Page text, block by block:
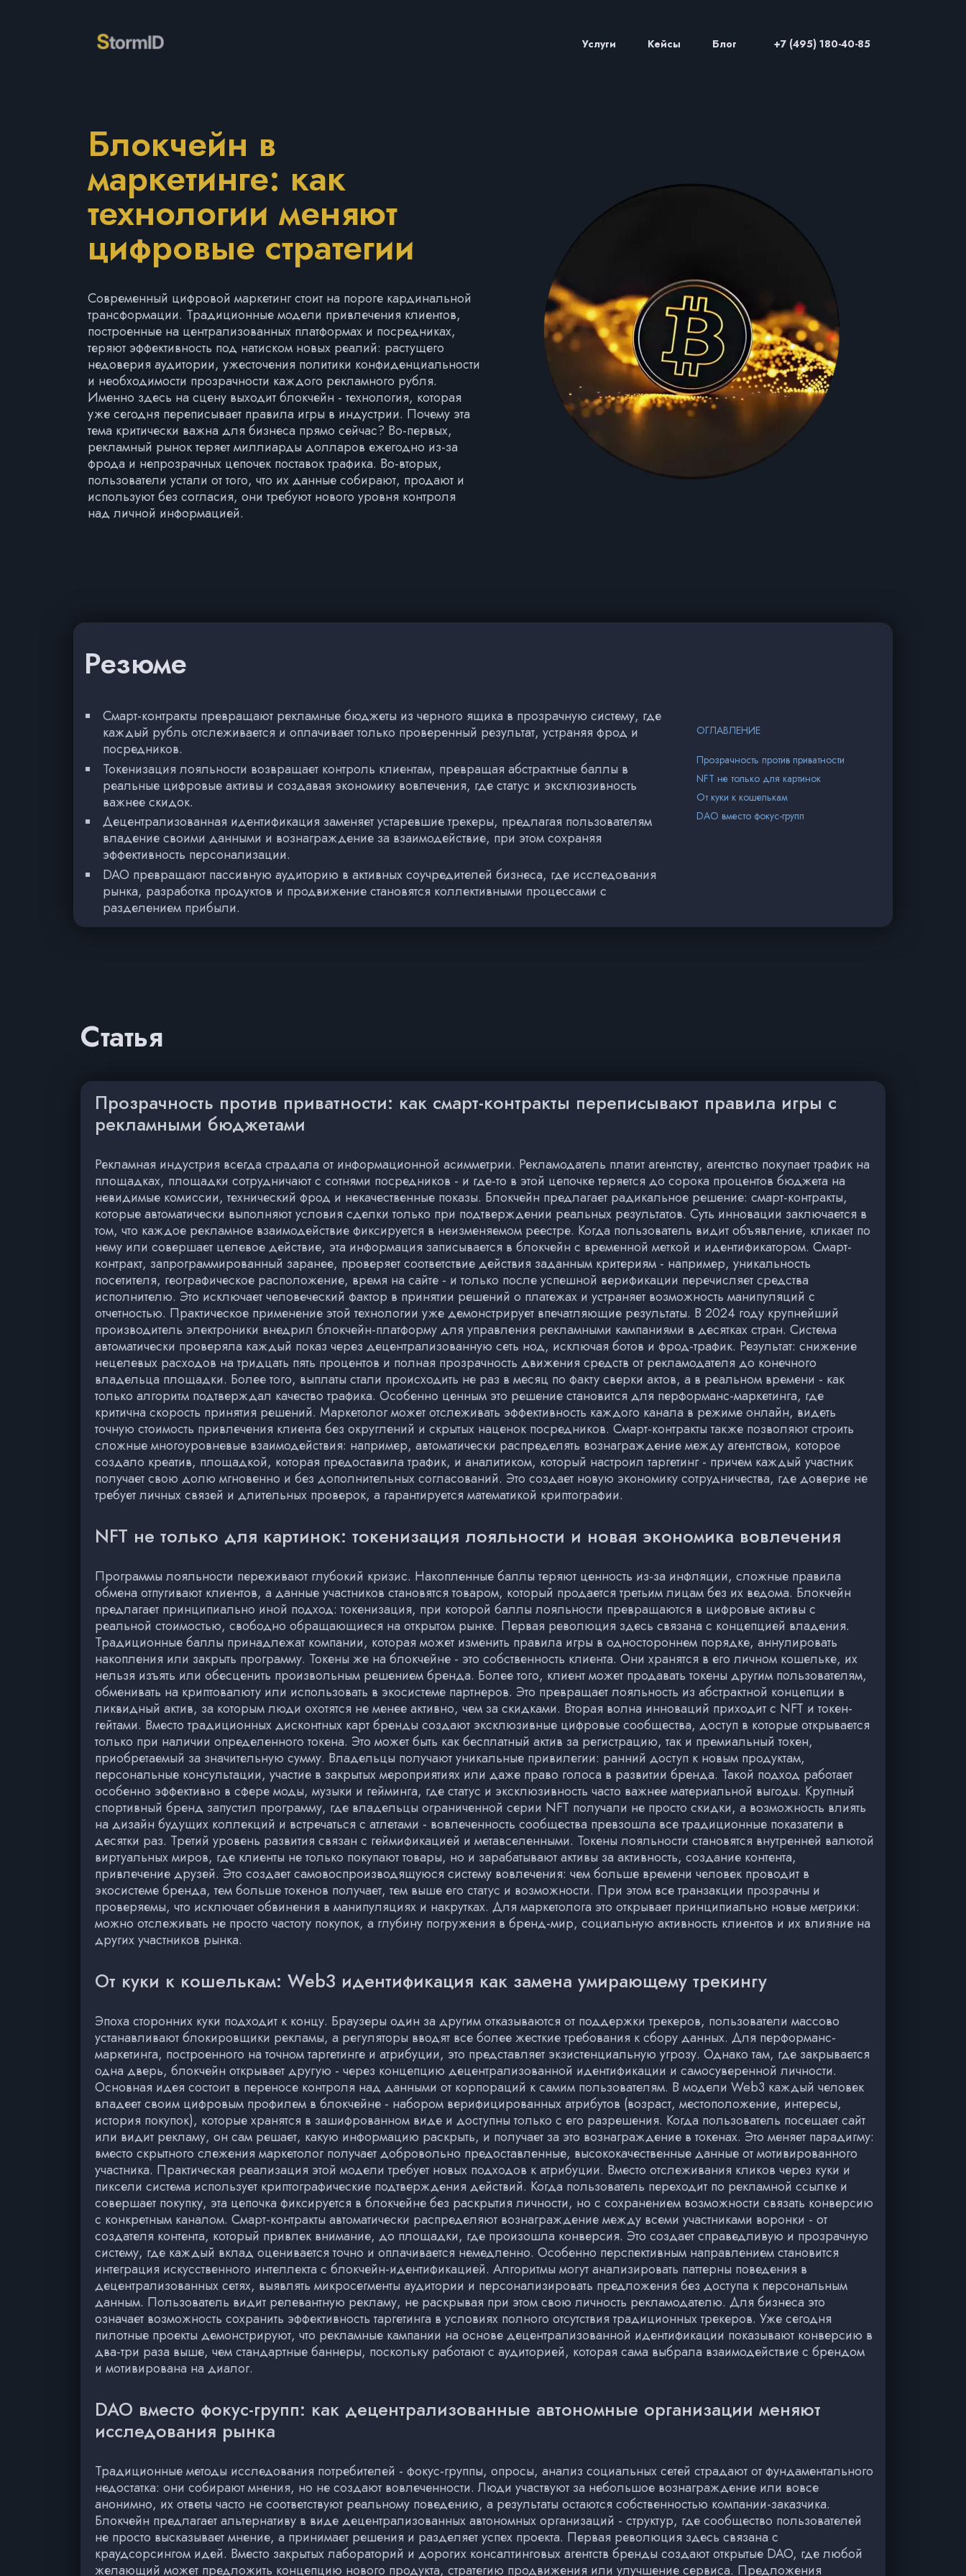
Услуги Кейсы Блог +7 (495) 180-40-85
Блокчейн в
маркетинге: как
технологии меняют
цифровые стратегии
Современный цифровой маркетинг стоит на пороге кардинальной
трансформации. Традиционные модели привлечения клиентов,
построенные на централизованных платформах и посредниках,
теряют эффективность под натиском новых реалий: растущего
недоверия аудитории, ужесточения политики конфиденциальности
и необходимости прозрачности каждого рекламного рубля.
Именно здесь на сцену выходит блокчейн - технология, которая
уже сегодня переписывает правила игры в индустрии. Почему эта
тема критически важна для бизнеса прямо сейчас? Во-первых,
рекламный рынок теряет миллиарды долларов ежегодно из-за
фрода и непрозрачных цепочек поставок трафика. Во-вторых,
пользователи устали от того, что их данные собирают, продают и
используют без согласия, они требуют нового уровня контроля
над личной информацией.
Резюме
Смарт-контракты превращают рекламные бюджеты из черного ящика в прозрачную систему, где
каждый рубль отслеживается и оплачивает только проверенный результат, устраняя фрод и
посредников.
Токенизация лояльности возвращает контроль клиентам, превращая абстрактные баллы в
реальные цифровые активы и создавая экономику вовлечения, где статус и эксклюзивность
важнее скидок.
Децентрализованная идентификация заменяет устаревшие трекеры, предлагая пользователям
владение своими данными и вознаграждение за взаимодействие, при этом сохраняя
эффективность персонализации.
DAO превращают пассивную аудиторию в активных соучредителей бизнеса, где исследования
рынка, разработка продуктов и продвижение становятся коллективными процессами с
разделением прибыли.
ОГЛАВЛЕНИЕ
Прозрачность против приватности
NFT не только для картинок
От куки к кошелькам
DAO вместо фокус-групп
Статья
Прозрачность против приватности: как смарт-контракты переписывают правила игры с
рекламными бюджетами
Рекламная индустрия всегда страдала от информационной асимметрии. Рекламодатель платит агентству, агентство покупает трафик на
площадках, площадки сотрудничают с сотнями посредников - и где-то в этой цепочке теряется до сорока процентов бюджета на
невидимые комиссии, технический фрод и некачественные показы. Блокчейн предлагает радикальное решение: смарт-контракты,
которые автоматически выполняют условия сделки только при подтверждении реальных результатов. Суть инновации заключается в
том, что каждое рекламное взаимодействие фиксируется в неизменяемом реестре. Когда пользователь видит объявление, кликает по
нему или совершает целевое действие, эта информация записывается в блокчейн с временной меткой и идентификатором. Смарт-
контракт, запрограммированный заранее, проверяет соответствие действия заданным критериям - например, уникальность
посетителя, географическое расположение, время на сайте - и только после успешной верификации перечисляет средства
исполнителю. Это исключает человеческий фактор в принятии решений о платежах и устраняет возможность манипуляций с
отчетностью. Практическое применение этой технологии уже демонстрирует впечатляющие результаты. В 2024 году крупнейший
производитель электроники внедрил блокчейн-платформу для управления рекламными кампаниями в десятках стран. Система
автоматически проверяла каждый показ через децентрализованную сеть нод, исключая ботов и фрод-трафик. Результат: снижение
нецелевых расходов на тридцать пять процентов и полная прозрачность движения средств от рекламодателя до конечного
владельца площадки. Более того, выплаты стали происходить не раз в месяц по факту сверки актов, а в реальном времени - как
только алгоритм подтверждал качество трафика. Особенно ценным это решение становится для перформанс-маркетинга, где
критична скорость принятия решений. Маркетолог может отслеживать эффективность каждого канала в режиме онлайн, видеть
точную стоимость привлечения клиента без округлений и скрытых наценок посредников. Смарт-контракты также позволяют строить
сложные многоуровневые взаимодействия: например, автоматически распределять вознаграждение между агентством, которое
создало креатив, площадкой, которая предоставила трафик, и аналитиком, который настроил таргетинг - причем каждый участник
получает свою долю мгновенно и без дополнительных согласований. Это создает новую экономику сотрудничества, где доверие не
требует личных связей и длительных проверок, а гарантируется математикой криптографии.
NFT не только для картинок: токенизация лояльности и новая экономика вовлечения
Программы лояльности переживают глубокий кризис. Накопленные баллы теряют ценность из-за инфляции, сложные правила
обмена отпугивают клиентов, а данные участников становятся товаром, который продается третьим лицам без их ведома. Блокчейн
предлагает принципиально иной подход: токенизация, при которой баллы лояльности превращаются в цифровые активы с
реальной стоимостью, свободно обращающиеся на открытом рынке. Первая революция здесь связана с концепцией владения.
Традиционные баллы принадлежат компании, которая может изменить правила игры в одностороннем порядке, аннулировать
накопления или закрыть программу. Токены же на блокчейне - это собственность клиента. Они хранятся в его личном кошельке, их
нельзя изъять или обесценить произвольным решением бренда. Более того, клиент может продавать токены другим пользователям,
обменивать на криптовалюту или использовать в экосистеме партнеров. Это превращает лояльность из абстрактной концепции в
ликвидный актив, за которым люди охотятся не менее активно, чем за скидками. Вторая волна инноваций приходит с NFT и токен-
гейтами. Вместо традиционных дисконтных карт бренды создают эксклюзивные цифровые сообщества, доступ в которые открывается
только при наличии определенного токена. Это может быть как бесплатный актив за регистрацию, так и премиальный токен,
приобретаемый за значительную сумму. Владельцы получают уникальные привилегии: ранний доступ к новым продуктам,
персональные консультации, участие в закрытых мероприятиях или даже право голоса в развитии бренда. Такой подход работает
особенно эффективно в сфере моды, музыки и гейминга, где статус и эксклюзивность часто важнее материальной выгоды. Крупный
спортивный бренд запустил программу, где владельцы ограниченной серии NFT получали не просто скидки, а возможность влиять
на дизайн будущих коллекций и встречаться с атлетами - вовлеченность сообщества превзошла все традиционные показатели в
десятки раз. Третий уровень развития связан с геймификацией и метавселенными. Токены лояльности становятся внутренней валютой
виртуальных миров, где клиенты не только покупают товары, но и зарабатывают активы за активность, создание контента,
привлечение друзей. Это создает самовоспроизводящуюся систему вовлечения: чем больше времени человек проводит в
экосистеме бренда, тем больше токенов получает, тем выше его статус и возможности. При этом все транзакции прозрачны и
проверяемы, что исключает обвинения в манипуляциях и накрутках. Для маркетолога это открывает принципиально новые метрики:
можно отслеживать не просто частоту покупок, а глубину погружения в бренд-мир, социальную активность клиентов и их влияние на
других участников рынка.
От куки к кошелькам: Web3 идентификация как замена умирающему трекингу
Эпоха сторонних куки подходит к концу. Браузеры один за другим отказываются от поддержки трекеров, пользователи массово
устанавливают блокировщики рекламы, а регуляторы вводят все более жесткие требования к сбору данных. Для перформанс-
маркетинга, построенного на точном таргетинге и атрибуции, это представляет экзистенциальную угрозу. Однако там, где закрывается
одна дверь, блокчейн открывает другую - через концепцию децентрализованной идентификации и самосуверенной личности.
Основная идея состоит в переносе контроля над данными от корпораций к самим пользователям. В модели Web3 каждый человек
владеет своим цифровым профилем в блокчейне - набором верифицированных атрибутов (возраст, местоположение, интересы,
история покупок), которые хранятся в зашифрованном виде и доступны только с его разрешения. Когда пользователь посещает сайт
или видит рекламу, он сам решает, какую информацию раскрыть, и получает за это вознаграждение в токенах. Это меняет парадигму:
вместо скрытного слежения маркетолог получает добровольно предоставленные, высококачественные данные от мотивированного
участника. Практическая реализация этой модели требует новых подходов к атрибуции. Вместо отслеживания кликов через куки и
пиксели система использует криптографические подтверждения действий. Когда пользователь переходит по рекламной ссылке и
совершает покупку, эта цепочка фиксируется в блокчейне без раскрытия личности, но с сохранением возможности связать конверсию
с конкретным каналом. Смарт-контракты автоматически распределяют вознаграждение между всеми участниками воронки - от
создателя контента, который привлек внимание, до площадки, где произошла конверсия. Это создает справедливую и прозрачную
систему, где каждый вклад оценивается точно и оплачивается немедленно. Особенно перспективным направлением становится
интеграция искусственного интеллекта с блокчейн-идентификацией. Алгоритмы могут анализировать паттерны поведения в
децентрализованных сетях, выявлять микросегменты аудитории и персонализировать предложения без доступа к персональным
данным. Пользователь видит релевантную рекламу, не раскрывая при этом свою личность рекламодателю. Для бизнеса это
означает возможность сохранить эффективность таргетинга в условиях полного отсутствия традиционных трекеров. Уже сегодня
пилотные проекты демонстрируют, что рекламные кампании на основе децентрализованной идентификации показывают конверсию в
два-три раза выше, чем стандартные баннеры, поскольку работают с аудиторией, которая сама выбрала взаимодействие с брендом
и мотивирована на диалог.
DAO вместо фокус-групп: как децентрализованные автономные организации меняют
исследования рынка
Традиционные методы исследования потребителей - фокус-группы, опросы, анализ социальных сетей страдают от фундаментального
недостатка: они собирают мнения, но не создают вовлеченности. Люди участвуют за небольшое вознаграждение или вовсе
анонимно, их ответы часто не соответствуют реальному поведению, а результаты остаются собственностью компании-заказчика.
Блокчейн предлагает альтернативу в виде децентрализованных автономных организаций - структур, где сообщество пользователей
не просто высказывает мнение, а принимает решения и разделяет успех проекта. Первая революция здесь связана с
краудсорсингом идей. Вместо закрытых лабораторий и дорогих консалтинговых агентств бренды создают открытые DAO, где любой
желающий может предложить концепцию нового продукта, стратегию продвижения или улучшение сервиса. Предложения